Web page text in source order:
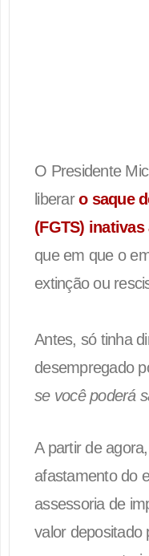
O Presidente
liberaro saque
(FGTS) inativas
que em que o
extinção ou
Antes, só tinha
desempregado
se você poderá
A partir de
afastamento do
assessoria de
valor depositado